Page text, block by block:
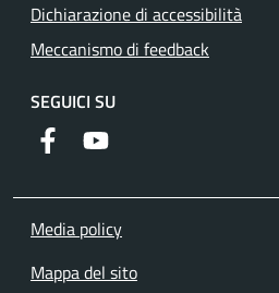
Dichiarazione di accessibilità
Meccanismo di feedback
SEGUICI SU
FacebookYouTube
Media policy
Mappa del sito